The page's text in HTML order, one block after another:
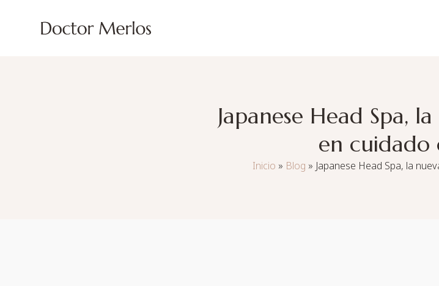
Japanese Head Spa,
en cuidado
Inicio » Blog » Japanese Head Spa, la